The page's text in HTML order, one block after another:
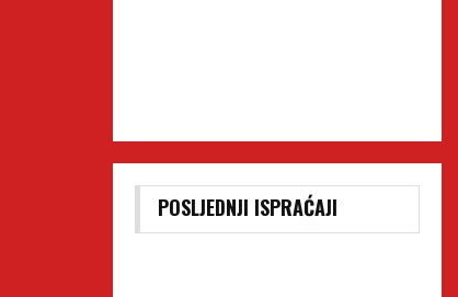
POSLJEDNJI ISPRAĆAJI